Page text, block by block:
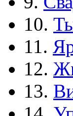
10.
11.
12.
13.